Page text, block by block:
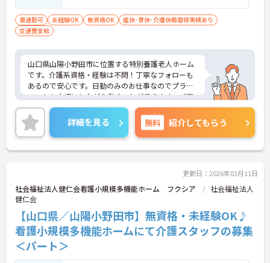
車通勤可 未経験OK 無資格OK
産休･育休･介護休暇取得実績あり
交通費支給
山口県山陽小野田市に位置する特別養護老人ホーム
です。介護系資格・経験は不問！丁寧なフォローも
あるので安心です。日勤のみのお仕事なのでプライ
ベートも大切にしながら働くことができます。ご興
味をお持ちの方はお気軽にお問い合わせください。
詳細を見る 無料 紹介してもらう
更新日：2026年03月11日
社会福祉法人健仁会看護小規模多機能ホーム フクシア
社会福祉法人
健仁会
【山口県／山陽小野田市】無資格・未経験OK♪
看護小規模多機能ホームにて介護スタッフの募集
＜パート＞